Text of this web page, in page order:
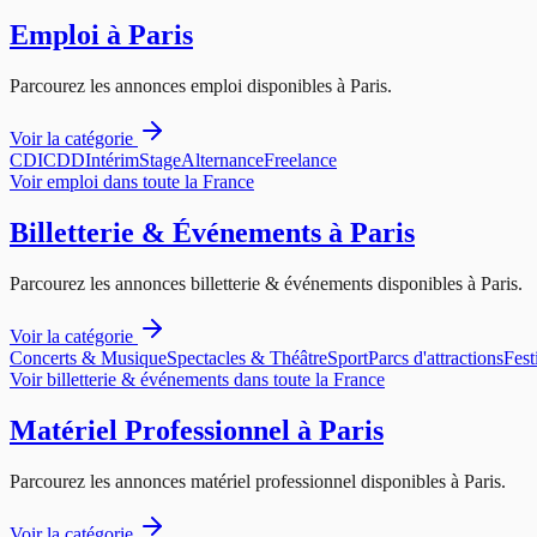
Emploi à Paris
Parcourez les annonces emploi disponibles à Paris.
Voir la catégorie
CDICDDIntérimStageAlternanceFreelance
Voiremploi dans toute la France
Billetterie & Événements à Paris
Parcourez les annonces billetterie & événements disponibles à Paris.
Voir la catégorie
Concerts & MusiqueSpectacles & ThéâtreSportParcs d'attractions
Voirbilletterie & événements dans toute la France
Matériel Professionnel à Paris
Parcourez les annonces matériel professionnel disponibles à Paris.